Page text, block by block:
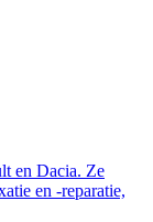
en Dacia. Ze
en -reparatie,